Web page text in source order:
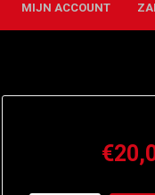
MIJN ACCOUNT